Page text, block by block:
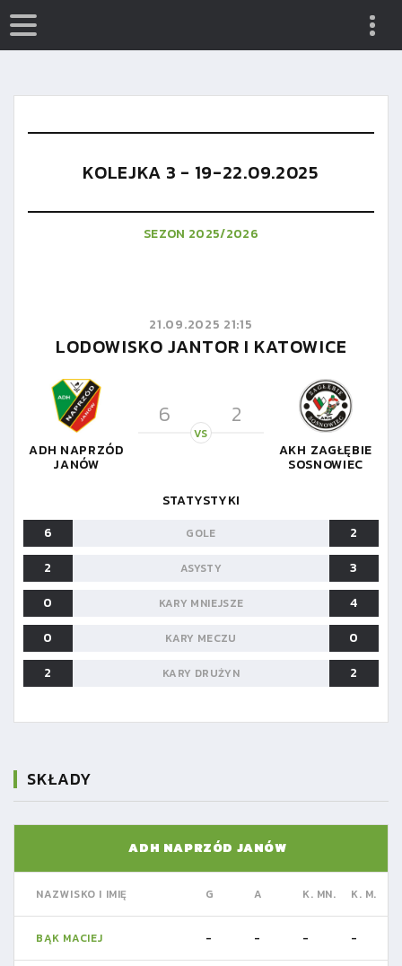
KOLEJKA 3 - 19-22.09.2025
SEZON 2025/2026
21.09.2025 21:15
LODOWISKO JANTOR I KATOWICE
ADH NAPRZÓD
JANÓW
6 2
VS
AKH ZAGŁĘBIE
SOSNOWIEC
STATYSTYKI
6
GOLE
2
2
ASYSTY
3
0
KARY MNIEJSZE
4
0
KARY MECZU
0
2
KARY DRUŻYN 2
SKŁADY
ADH NAPRZÓD JANÓW
NAZWISKO I IMIĘ G A K. MN. K. M.
BĄK MACIEJ - - - -